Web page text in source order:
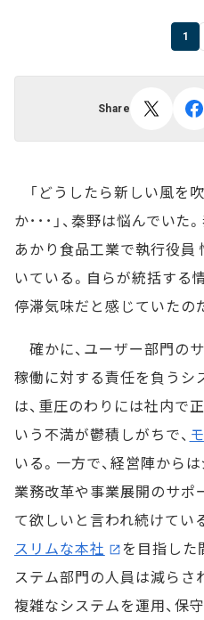
1
Share
「どうしたら新しい風を
か･･･」、秦野は悩んでいた
あかり食品工業で執行役
いている。自らが統括する
停滞気味だと感じていたの
確かに、ユーザー部門の
稼働に対する責任を負うシ
は、重圧のわりには社内で
いう不満が鬱積しがちで、
いる。一方で、経営陣から
業務改革や事業展開のサポ
て欲しいと言われ続けてい
スリムな本社
を目指した
ステム部門の人員は減らさ
複雑なシステムを運用、保